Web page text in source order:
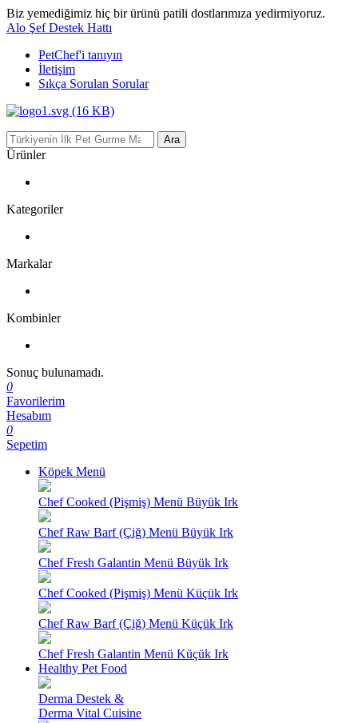
Biz yemediğimiz hiç bir ürünü patili dostlarımıza yedirmiyoruz.
Alo Şef Destek Hattı
PetChef'i tanıyın
İletişim
Sıkça Sorulan Sorular
Ara
Ürünler
Kategoriler
Markalar
Kombinler
Sonuç bulunamadı.
0
Favorilerim
Hesabım
0
Sepetim
Köpek Menü
Chef Cooked (Pişmiş) Menü Büyük Irk
Chef Raw Barf (Çiğ) Menü Büyük Irk
Chef Fresh Galantin Menü Büyük Irk
Chef Cooked (Pişmiş) Menü Küçük Irk
Chef Raw Barf (Çiğ) Menü Küçük Irk
Chef Fresh Galantin Menü Küçük Irk
Healthy Pet Food
Derma Destek &
Derma Vital Cuisine